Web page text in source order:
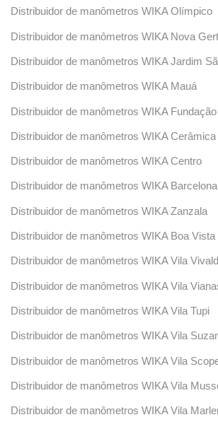
Distribuidor de manômetros WIKA Olímpico
Distribuidor de manômetros WIKA Nova
Distribuidor de manômetros WIKA Jardim
Distribuidor de manômetros WIKA Mauá
Distribuidor de manômetros WIKA Fundação
Distribuidor de manômetros WIKA Cerâmica
Distribuidor de manômetros WIKA Centro
Distribuidor de manômetros WIKA Barcelona
Distribuidor de manômetros WIKA Zanzala
Distribuidor de manômetros WIKA Boa Vista
Distribuidor de manômetros WIKA Vila
Distribuidor de manômetros WIKA Vila
Distribuidor de manômetros WIKA Vila Tupi
Distribuidor de manômetros WIKA Vila
Distribuidor de manômetros WIKA Vila
Distribuidor de manômetros WIKA Vila
Distribuidor de manômetros WIKA Vila